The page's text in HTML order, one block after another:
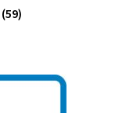
(59)